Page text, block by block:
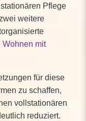
Pflege
weitere
Wohnen mit
für diese
zu schaffen,
vollstationären
reduziert.